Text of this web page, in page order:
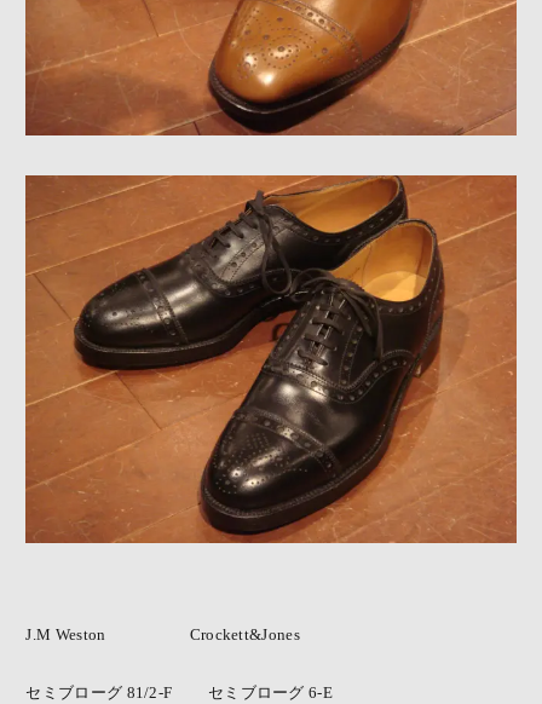
J.M Weston Crockett&Jones
セミブローグ 81/2-F セミブローグ 6-E